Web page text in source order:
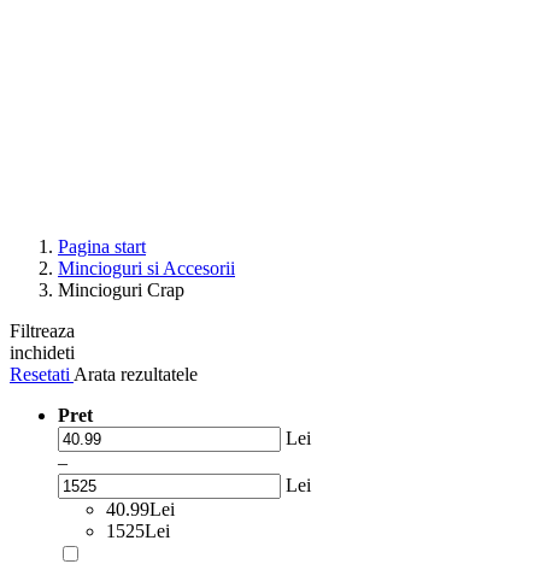
Pagina start
Mincioguri si Accesorii
Mincioguri Crap
Filtreaza
inchideti
Resetati Arata rezultatele
Pret
Lei
–
Lei
40.99Lei
1525Lei